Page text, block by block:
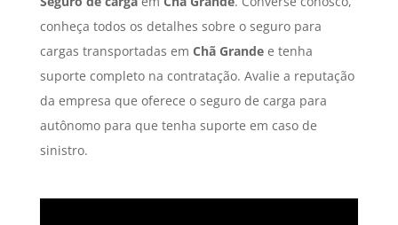
conheça todos os detalhes sobre o seguro para
cargas transportadas em Chã Grandee tenha
suporte completo na contratação. Avalie a reputação
da empresa que oferece o seguro de carga para
autônomo para que tenha suporte em caso de
sinistro.